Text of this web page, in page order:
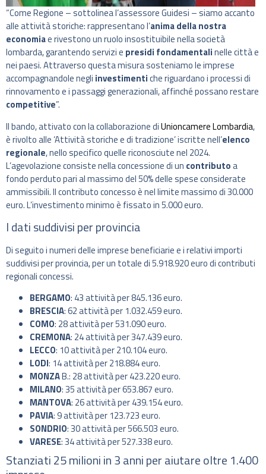
“Come Regione – sottolinea l’assessore Guidesi – siamo accanto
alle attività storiche: rappresentano l’anima della nostra
economiae rivestono un ruolo insostituibile nella società
lombarda, garantendo servizi e presidi fondamentalinelle città e
nei paesi. Attraverso questa misura sosteniamo le imprese
accompagnandole negli investimentiche riguardano i processi di
rinnovamento e i passaggi generazionali, affinché possano restare
competitive”.
Il bando, attivato con la collaborazione diUnioncamere Lombardia,
è rivolto alle ‘Attività storiche e di tradizione’ iscritte nell’elenco
regionale, nello specifico quelle riconosciute nel 2024.
L’agevolazione consiste nella concessione di un contributoa
fondo perduto pari al massimo del 50% delle spese considerate
ammissibili. Il contributo concesso è nel limite massimo di 30.000
euro. L’investimento minimo è fissato in 5.000 euro.
I dati suddivisi per provincia
Di seguito i numeri delle imprese beneficiarie e i relativi importi
suddivisi per provincia, per un totale di 5.918.920 euro di contributi
regionali concessi.
BERGAMO: 43 attività per 845.136 euro.
BRESCIA: 62 attività per 1.032.459 euro.
COMO: 28 attività per 531.090 euro.
CREMONA: 24 attività per 347.439 euro.
LECCO: 10 attività per 210.104 euro.
LODI: 14 attività per 218.884 euro.
MONZAB.: 28 attività per 423.220 euro.
MILANO: 35 attività per 653.867 euro.
MANTOVA: 26 attività per 439.154 euro.
PAVIA: 9 attività per 123.723 euro.
SONDRIO: 30 attività per 566.503 euro.
VARESE: 34 attività per 527.338 euro.
Stanziati 25 milioni in 3 anni per aiutare oltre 1.400